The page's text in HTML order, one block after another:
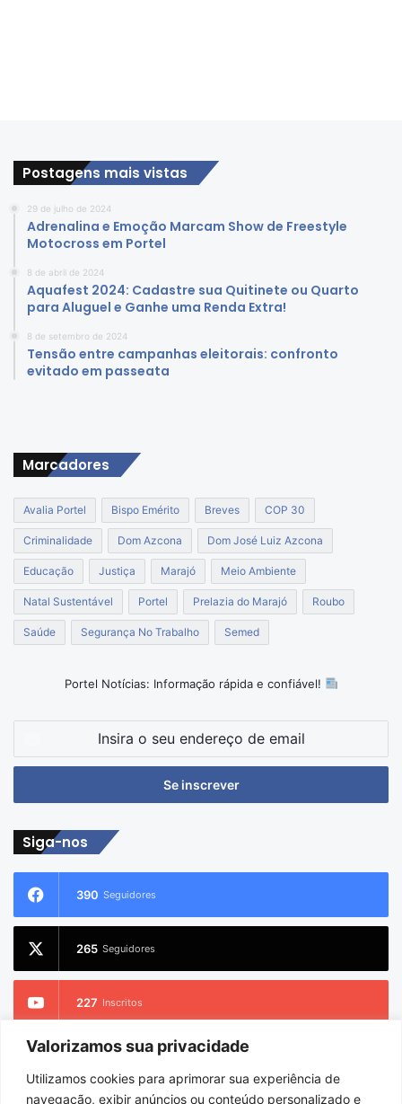
Valorizamos sua privacidade
Utilizamos cookies para aprimorar sua experiência de
navegação, exibir anúncios ou conteúdo personalizado e
Postagens mais vistas
29 de julho de 2024
Adrenalina e Emoção Marcam Show de Freestyle
Motocross em Portel
8 de abril de 2024
Aquafest 2024: Cadastre sua Quitinete ou Quarto
para Aluguel e Ganhe uma Renda Extra!
8 de setembro de 2024
Tensão entre campanhas eleitorais: confronto
evitado em passeata
Marcadores
Avalia Portel Bispo Emérito Breves COP 30
Criminalidade Dom Azcona Dom José Luiz Azcona
Educação Justiça Marajó Meio Ambiente
Natal Sustentável Portel Prelazia do Marajó Roubo
Saúde Segurança No Trabalho Semed
Portel Notícias: Informação rápida e confiável!
seu
de
Siga-nos
390 Seguidores
265 Seguidores
227 Inscritos
2.733 Seguidores